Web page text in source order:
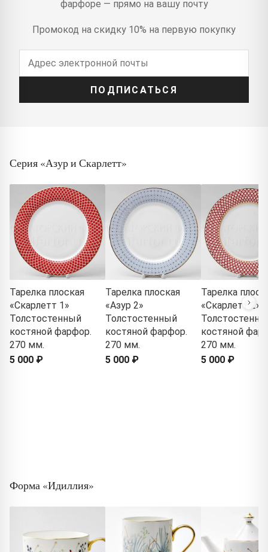
фарфоре — прямо на вашу почту
Промокод на скидку 10% на первую покупку
ПОДПИСАТЬСЯ
Серия «Азур и Скарлетт»
Тарелка плоская
«Скарлетт 1»
Толстостенный
костяной фарфор.
270 мм.
5 000 ₽
Тарелка плоская
«Азур 2»
Толстостенный
костяной фарфор.
270 мм.
5 000 ₽
Тарелка
«Скарлетт 2»
костяной
270 мм.
5 000 ₽
Форма «Идиллия»